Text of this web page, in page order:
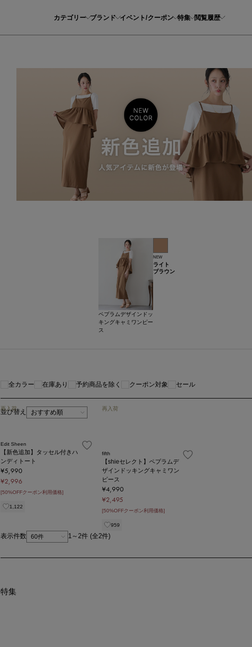
カテゴリー ブランド イベント/クーポン 特集 閲覧履歴
ペプラムデザインドッ
キングキャミワンピー
ス
NEW
ライト
ブラウン
全カラー 在庫あり 予約商品を除く クーポン対象 セール
並び替え
再入荷
Edit Sheen
【新色追加】タッセル付きハ
ンディトート
¥5,990
¥2,996
[50%OFFクーポン利用価格]
1,122
再入荷
fifth
【shieセレクト】ペプラムデ
ザインドッキングキャミワン
ピース
¥4,990
¥2,495
[50%OFFクーポン利用価格]
959
表示件数 1～2件 (全2件)
特集